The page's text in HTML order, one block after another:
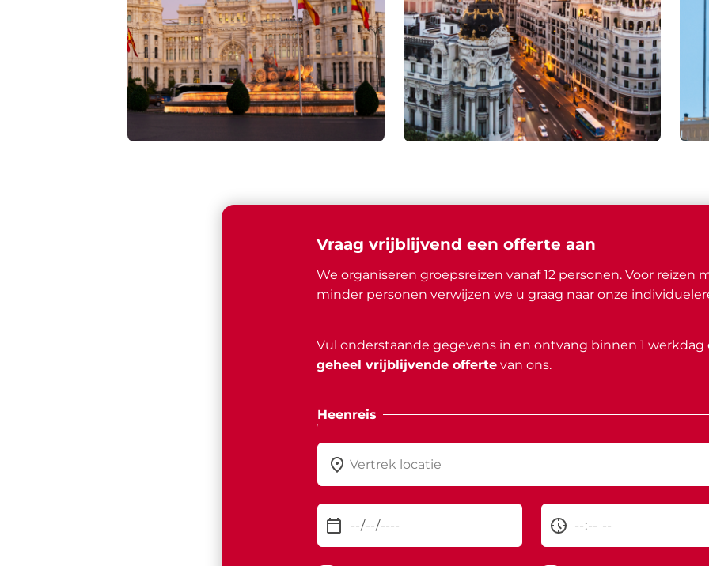
Vraag vrijblijvend een offerte aan
We organiseren groepsreizen vanaf 12 personen. Voor reizen
minder personen verwijzen we u graag naar onze
Vul onderstaande gegevens in en ontvang binnen 1 werkdag
geheel vrijblijvende offerte van ons.
Heenreis